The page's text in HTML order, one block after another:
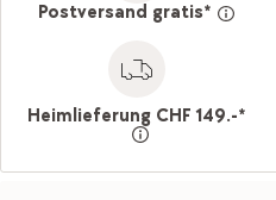
Postversand gratis*
Heimlieferung CHF 149.-*